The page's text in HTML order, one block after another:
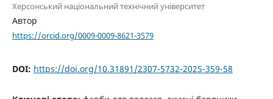
Херсонський національний технічний університет
Автор
https://orcid.org/0009-0009-8621-3579
DOI: https://doi.org/10.31891/2307-5732-2025-359-58